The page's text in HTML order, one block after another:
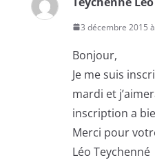
3 décembre 2015
Bonjour,
Je me suis
mardi et
inscription a
Merci pour
Léo Teychenné